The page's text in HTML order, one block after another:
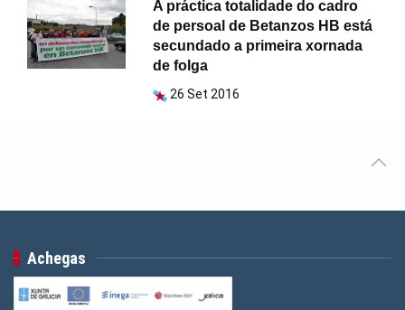
A práctica totalidade do cadro
de persoal de Betanzos HB está
secundado a primeira xornada
de folga
26 Set 2016
Achegas